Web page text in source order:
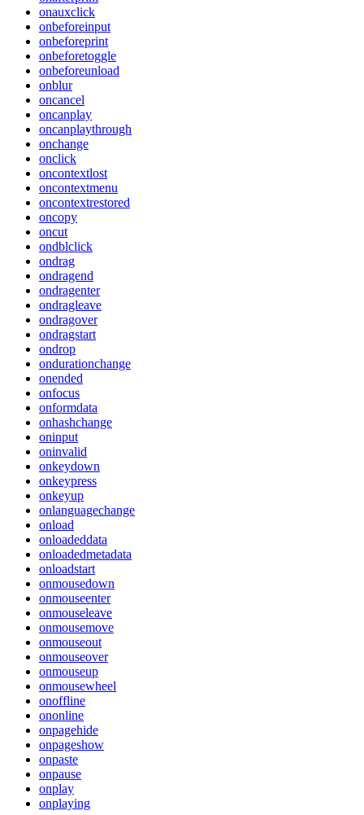
onauxclick
onbeforeinput
onbeforeprint
onbeforetoggle
onbeforeunload
onblur
oncancel
oncanplay
oncanplaythrough
onchange
onclick
oncontextlost
oncontextmenu
oncontextrestored
oncopy
oncut
ondblclick
ondrag
ondragend
ondragenter
ondragleave
ondragover
ondragstart
ondrop
ondurationchange
onended
onfocus
onformdata
onhashchange
oninput
oninvalid
onkeydown
onkeypress
onkeyup
onlanguagechange
onload
onloadeddata
onloadedmetadata
onloadstart
onmousedown
onmouseenter
onmouseleave
onmousemove
onmouseout
onmouseover
onmouseup
onmousewheel
onoffline
ononline
onpagehide
onpageshow
onpaste
onpause
onplay
onplaying